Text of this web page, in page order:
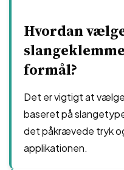
Hvordan
formål?
Det er vigtigt at
baseret på
det påkrævede tryk
applikationen.